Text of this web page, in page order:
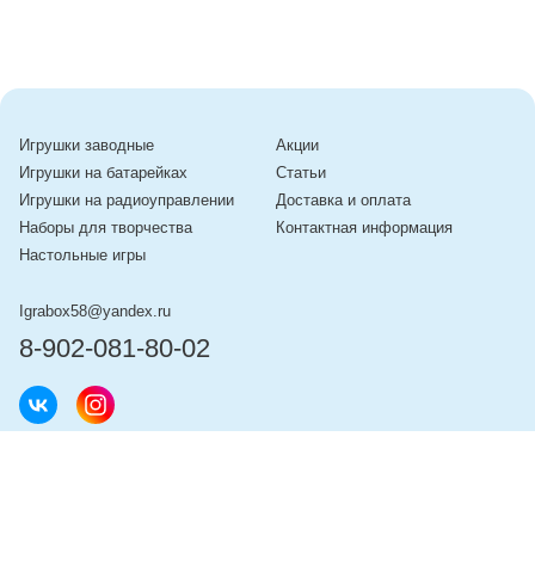
Игрушки заводные
Игрушки на батарейках
Игрушки на радиоуправлении
Наборы для творчества
Настольные игры
Акции
Статьи
Доставка и оплата
Контактная информация
Igrabox58@yandex.ru
8-902-081-80-02